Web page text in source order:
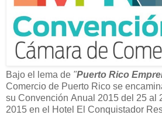
Bajo el l ema de "Puerto Rico
Comercio de Puerto Rico se
su Convención Anual 2015 del 25 al
2015 en el Hotel El Conquistador